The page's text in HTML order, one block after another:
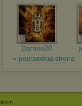
Darooo20
« poprzednia strona